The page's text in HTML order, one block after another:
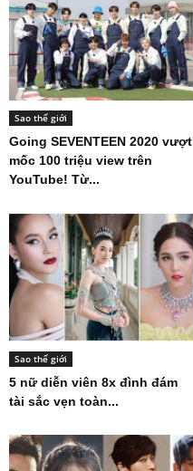
Sao thế giới
Going SEVENTEEN 2020 vượt
mốc 100 triệu view trên
YouTube! Từ...
Sao thế giới
5 nữ diễn viên 8x đình đám
tài sắc vẹn toàn...